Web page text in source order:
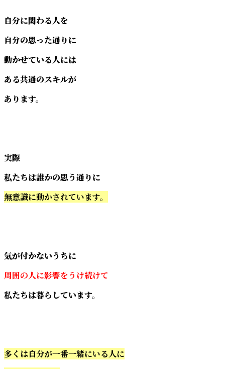
自分に関わる人を
自分の思った通りに
動かせている人には
ある共通のスキルが
あります。
実際
私たちは誰かの思う通りに
無意識に動かされています。
気が付かないうちに
周囲の人に影響をうけ続けて
私たちは暮らしています。
多くは自分が一番一緒にいる人に